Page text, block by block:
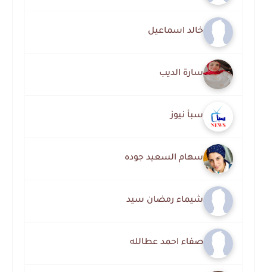
خالد اسماعيل
سارة الديب
سبأ نيوز
سهام السعيد جوده
شيماء رمضان سيد
صفاء احمد عطالله